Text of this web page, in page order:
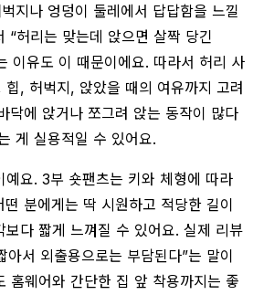
지나 엉덩이 둘레에서 답답함을 느낄
“허리는 맞는데 앉으면 살짝 당긴
이유도 이 때문이에요. 따라서 허리 사
, 허벅지, 앉았을 때의 여유까지 고려
닥에 앉거나 쪼그려 앉는 동작이 많다
게 실용적일 수 있어요.
예요. 3부 숏팬츠는 키와 체형에 따라
분에게는 딱 시원하고 적당한 길이
보다 짧게 느껴질 수 있어요. 실제 리뷰
아서 외출용으로는 부담된다”는 말이
홈웨어와 간단한 집 앞 착용까지는 좋